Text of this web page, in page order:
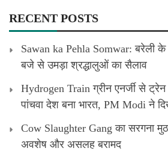
RECENT POSTS
Sawan ka Pehla Somwar: बरेली
बजे से उमड़ा श्रद्धालुओं का सैलाव
Hydrogen Train ग्रीन एनर्जी से ट्रेन
पांचवा देश बना भारत, PM Modi ने
Cow Slaughter Gang का सरगना
अवशेष और असलह बरामद